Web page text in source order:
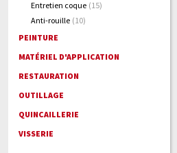
Entretien coque (15)
Anti-rouille (10)
PEINTURE
MATÉRIEL D'APPLICATION
RESTAURATION
OUTILLAGE
QUINCAILLERIE
VISSERIE